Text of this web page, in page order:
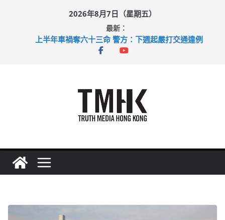
2026年8月7日（星期五）
最新：
上半年車禍奪六十三命 警方：下週起嚴打交通違例
性罪行修例獲九成支持 鄧炳強：爭取今屆任期內完成立法